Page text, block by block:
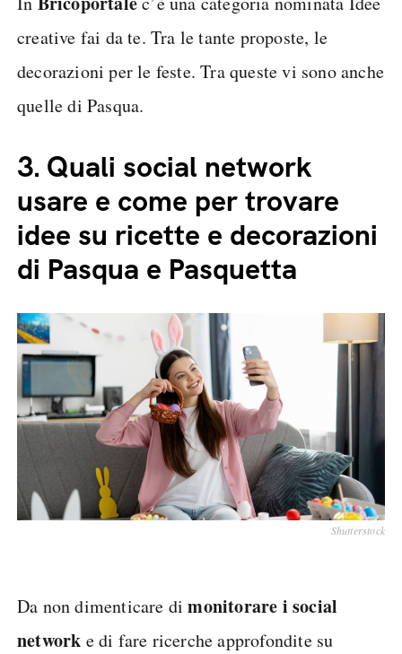
creative fai da te. Tra le tante proposte, le
decorazioni per le feste. Tra queste vi sono anche
quelle di Pasqua.
3. Quali social network
usare e come per trovare
idee su ricette e decorazioni
di Pasqua e Pasquetta
Shutterstock
Da non dimenticare dimonitorare i social
network e di fare ricerche approfondite su